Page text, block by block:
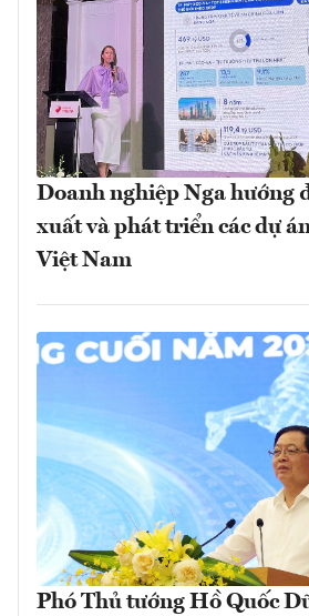
Doanh nghiệp Nga hướng
xuất và phát triển các dự
Việt Nam
Phó Thủ tướng Hồ Quốc